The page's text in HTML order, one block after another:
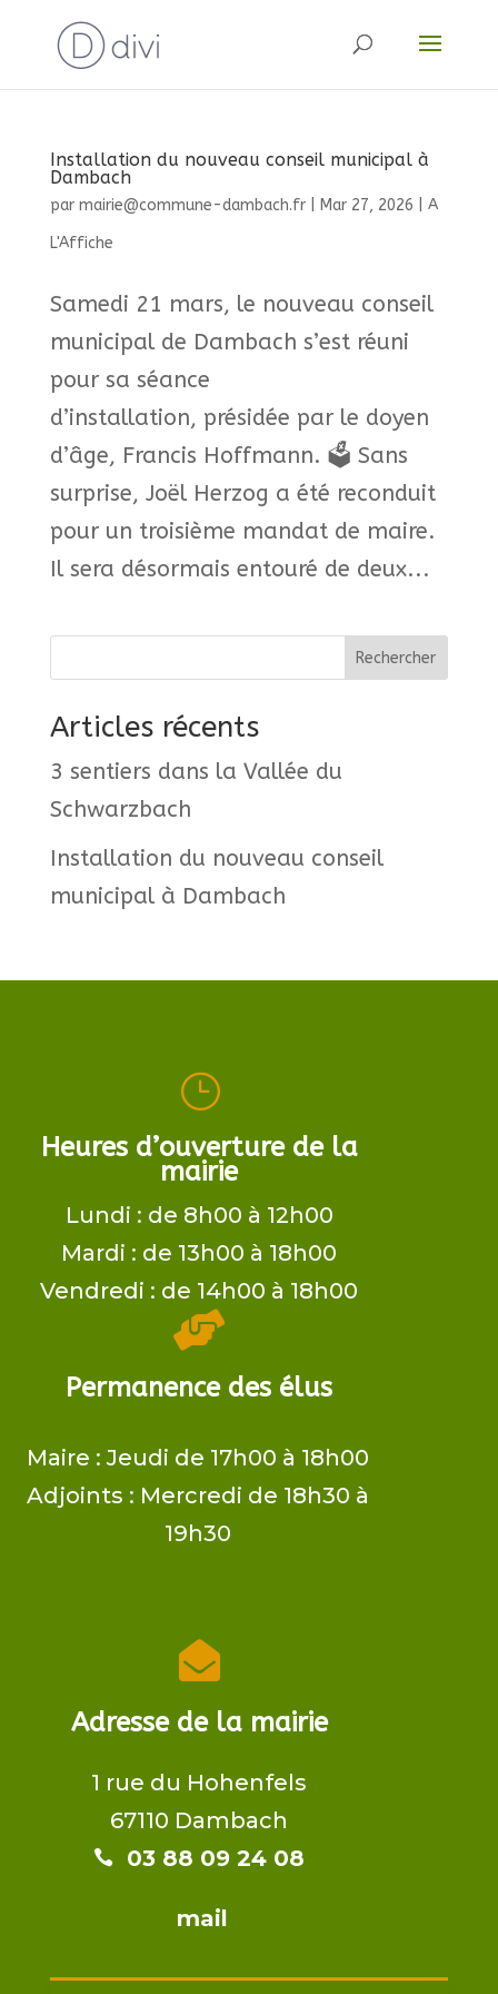
Installation du nouveau conseil municipal à
Dambach
par mairie@commune-dambach.fr| Mar 27, 2026
A
L'Affiche
Samedi 21 mars, le nouveau conseil
municipal de Dambach s’est réuni
pour sa séance
d’installation, présidée par le doyen
d’âge, Francis Hoffmann. 🗳️ Sans
surprise, Joël Herzog a été reconduit
pour un troisième mandat de maire.
Il sera désormais entouré de deux...
Rechercher
Articles récents
3 sentiers dans la Vallée du
Schwarzbach
Installation du nouveau conseil
municipal à Dambach
}
Heures d’ouverture de la
mairie
Lundi : de 8h00 à 12h00
Mardi : de 13h00 à 18h00
Vendredi : de 14h00 à 18h00

Permanence des élus
Maire ​: Jeudi de 17h00 à 18h00
Adjoints​ : Mercredi de 18h30 à
19h30

Adresse de la mairie
1 rue du Hohenfels
67110 Dambach
 03 88 09 24 08​​
mail